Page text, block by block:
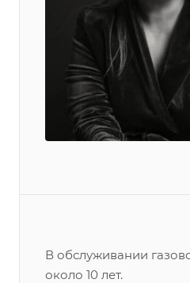
В обслуживании
около 10 лет.